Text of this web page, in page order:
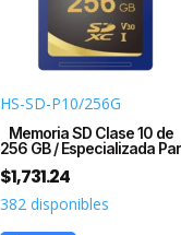
HS-SD-P10/256G
Memoria SD Clase 10 de
256 GB / Especializada Par
$1,731.24
382 disponibles